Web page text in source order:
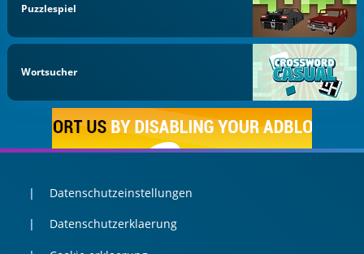
Puzzlespiel
Wortsucher
Datenschutzeinstellungen
Datenschutzerklaerung